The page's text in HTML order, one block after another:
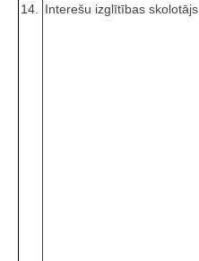
14.
Interešu izglītības skolotājs